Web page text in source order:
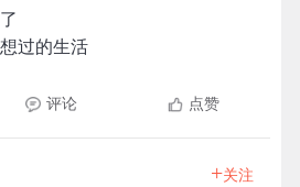
过的生活
评论 点赞
+关注